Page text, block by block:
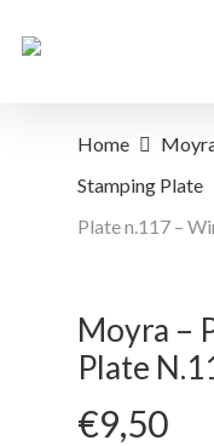
Home
Stamping Plate
Plate n.117 –
Moyra –
Plate
€9,50